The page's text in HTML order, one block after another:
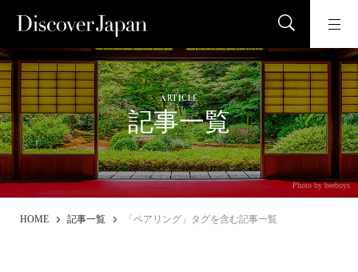
ARTICLE
記事一覧
Photo by beeboys
HOME 記事一覧 「ペアリング」タグを含む記事一覧